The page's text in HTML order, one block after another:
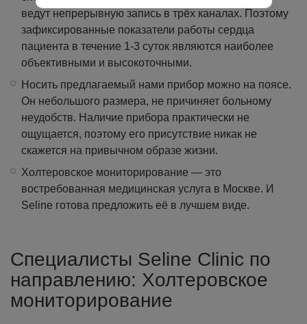
ведут непрерывную запись в трёх каналах. Поэтому
зафиксированные показатели работы сердца
пациента в течение 1-3 суток являются наиболее
объективными и высокоточными.
Носить предлагаемый нами прибор можно на поясе.
Он небольшого размера, не причиняет больному
неудобств. Наличие прибора практически не
ощущается, поэтому его присутствие никак не
скажется на привычном образе жизни.
Холтеровское мониторирование — это
востребованная медицинская услуга в Москве. И
Seline готова предложить её в лучшем виде.
Специалисты Seline Clinic по
направлению: Холтеровское
мониторирование